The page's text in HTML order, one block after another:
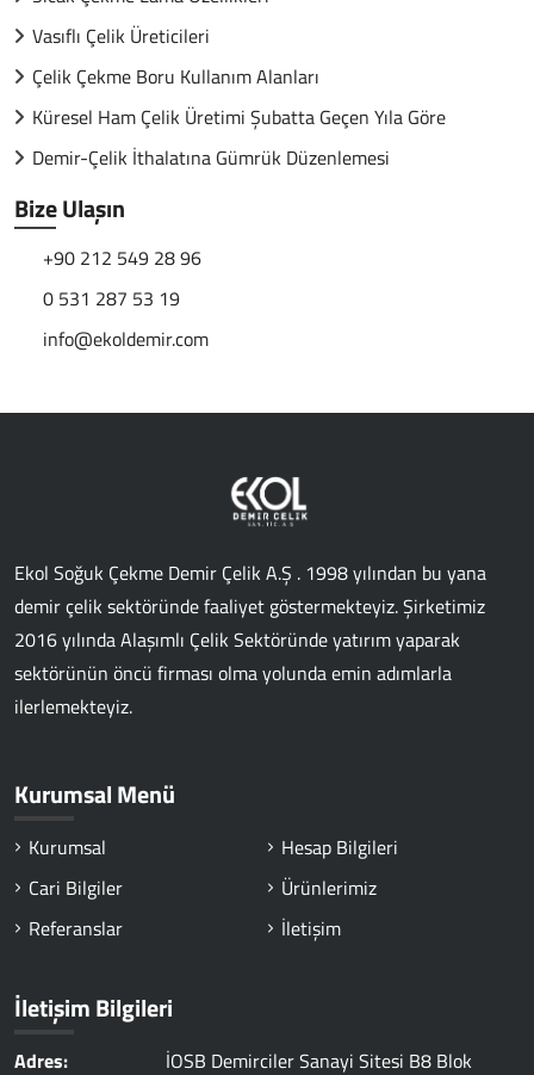
Vasıflı Çelik Üreticileri
Çelik Çekme Boru Kullanım Alanları
Küresel Ham Çelik Üretimi Şubatta Geçen Yıla Göre
Demir-Çelik İthalatına Gümrük Düzenlemesi
Bize Ulaşın
+90 212 549 28 96
0 531 287 53 19
info@ekoldemir.com
Ekol Soğuk Çekme Demir Çelik A.Ş . 1998 yılından bu yana
demir çelik sektöründe faaliyet göstermekteyiz. Şirketimiz
2016 yılında Alaşımlı Çelik Sektöründe yatırım yaparak
sektörünün öncü firması olma yolunda emin adımlarla
ilerlemekteyiz.
Kurumsal Menü
Kurumsal
Hesap Bilgileri
Cari Bilgiler
Ürünlerimiz
Referanslar
İletişim
İletişim Bilgileri
Adres: İOSB Demirciler Sanayi Sitesi B8 Blok